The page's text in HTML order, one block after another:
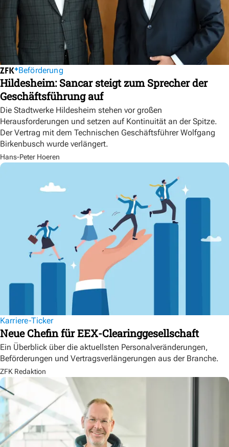
Beförderung
Hildesheim: Sancar steigt zum Sprecher der
Geschäftsführung auf
Die Stadtwerke Hildesheim stehen vor großen
Herausforderungen und setzen auf Kontinuität an der Spitze.
Der Vertrag mit dem Technischen Geschäftsführer Wolfgang
Birkenbusch wurde verlängert.
Hans-Peter Hoeren
Karriere-Ticker
Neue Chefin für EEX-Clearinggesellschaft
Ein Überblick über die aktuellsten Personalveränderungen,
Beförderungen und Vertragsverlängerungen aus der Branche.
ZFK Redaktion